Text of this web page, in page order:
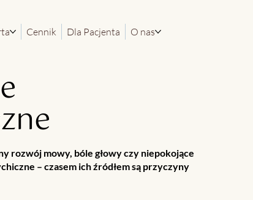
Cennik Dla Pacjenta O nas
rozwój mowy, bóle głowy czy niepokojące
– czasem ich źródłem są przyczyny